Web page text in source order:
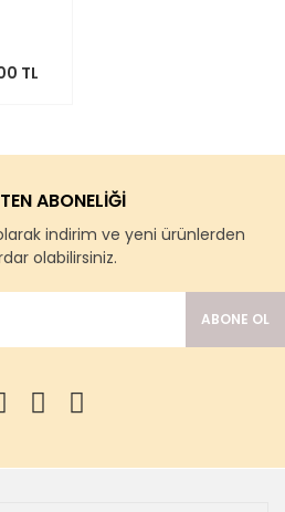
TL
ABONELİĞİ
indirim ve yeni ürünlerden
olabilirsiniz.
ABONE OL